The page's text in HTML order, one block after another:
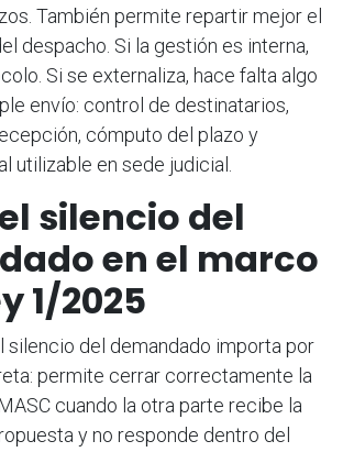
También permite repartir mejor el
despacho. Si la gestión es interna,
Si se externaliza, hace falta algo
envío: control de destinatarios,
cómputo del plazo y
utilizable en sede judicial.
silencio del
en el marco
1/2025
silencio del demandado importa por
permite cerrar correctamente la
cuando la otra parte recibe la
y no responde dentro del